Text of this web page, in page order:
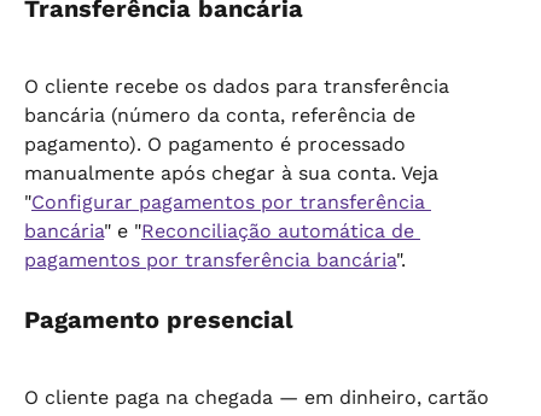
Transferência bancária
O cliente recebe os dados para transferência
bancária (número da conta, referência de
pagamento). O pagamento é processado
manualmente após chegar à sua conta. Veja
"Configurar pagamentos por transferência
bancária" e "Reconciliação automática de
pagamentos por transferência bancária".
Pagamento presencial
O cliente paga na chegada — em dinheiro, cartão